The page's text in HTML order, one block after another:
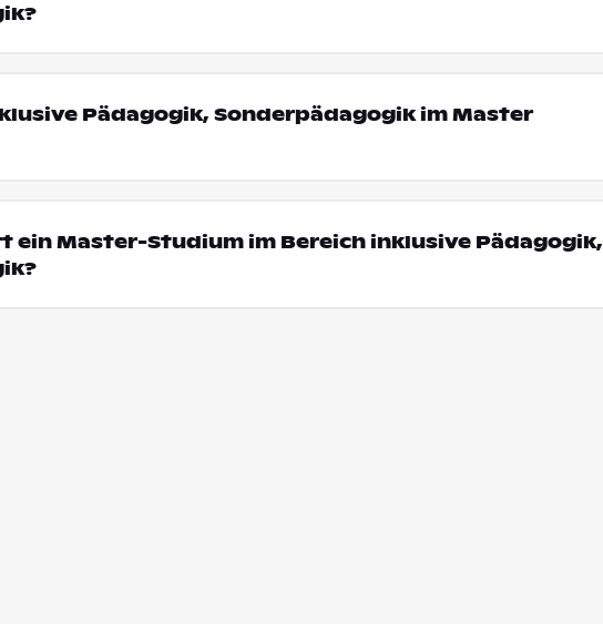
Pädagogik, Sonderpädagogik im Master
ein Master-Studium im Bereich inklusive Pädagogik,